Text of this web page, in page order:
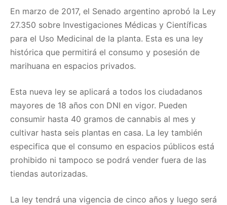
En marzo de 2017, el Senado argentino aprobó la Ley
27.350 sobre Investigaciones Médicas y Científicas
para el Uso Medicinal de la planta. Esta es una ley
histórica que permitirá el consumo y posesión de
marihuana en espacios privados.
Esta nueva ley se aplicará a todos los ciudadanos
mayores de 18 años con DNI en vigor. Pueden
consumir hasta 40 gramos de cannabis al mes y
cultivar hasta seis plantas en casa. La ley también
especifica que el consumo en espacios públicos está
prohibido ni tampoco se podrá vender fuera de las
tiendas autorizadas.
La ley tendrá una vigencia de cinco años y luego será